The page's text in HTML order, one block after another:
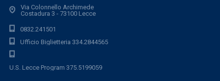
Via Colonnello Archimede
Costadura 3 - 73100 Lecce
0832.241501
Ufficio Biglietteria 334.2844565
U.S. Lecce Program 375.5199059